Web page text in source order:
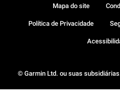
© Garmin Ltd. ou suas
Mapa do site
Política de Privacidade